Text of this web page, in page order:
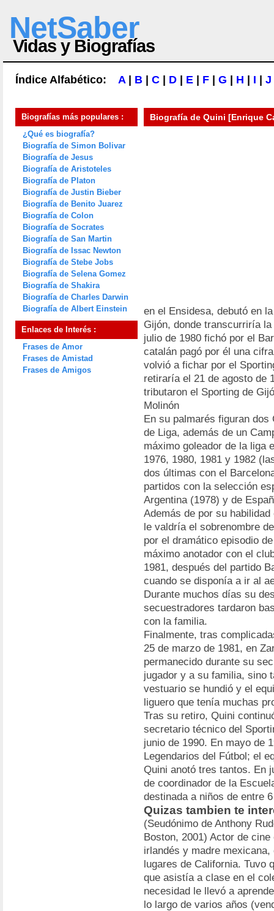
NetSaber
Vidas y Biografías
Índice Alfabético: A| B C D E F G H I J
Biografías más populares :
¿Qué es biografía?
Biografía de Simon Bolivar
Biografía de Jesus
Biografía de Aristoteles
Biografía de Platon
Biografía de Justin Bieber
Biografía de Benito Juarez
Biografía de Colon
Biografía de Socrates
Biografía de San Martin
Biografía de Issac Newton
Biografía de Stebe Jobs
Biografía de Selena Gomez
Biografía de Shakira
Biografía de Charles Darwin
Biografía de Albert Einstein
Enlaces de Interés :
Frases de Amor
Frases de Amistad
Frases de Amigos
Biografía de Quini [Enrique
en el Ensidesa, debutó en
Gijón, donde transcurriría
julio de 1980 fichó por el
catalán pagó por él una
volvió a fichar por el
retiraría el 21 de agosto de
tributaron el Sporting de
Molinón
En su palmarés figuran dos
de Liga, además de un
máximo goleador de la liga
1976, 1980, 1981 y 1982
dos últimas con el
partidos con la selección
Argentina (1978) y de
Además de por su
le valdría el sobrenombre
por el dramático episodio
máximo anotador con el
1981, después del partido
cuando se disponía a ir al
Durante muchos días su
secuestradores tardaron
con la familia.
Finalmente, tras
25 de marzo de 1981, en
permanecido durante su
jugador y a su familia, sino
vestuario se hundió y el
liguero que tenía muchas
Tras su retiro, Quini
secretario técnico del
junio de 1990. En mayo de
Legendarios del Fútbol; el
Quini anotó tres tantos. En
de coordinador de la
destinada a niños de entre
Quizas tambien te
(Seudónimo de Anthony
Boston, 2001) Actor de
irlandés y madre
lugares de California. Tuvo
que asistía a clase en el
necesidad le llevó a
lo largo de varios años